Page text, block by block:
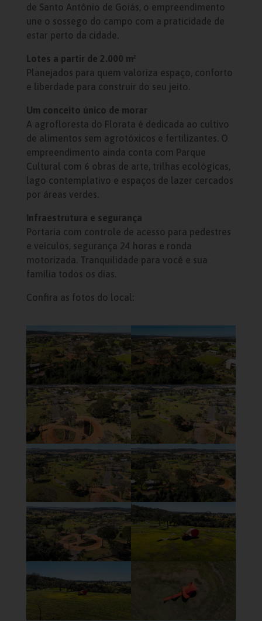
de Santo Antônio de Goiás, o empreendimento
une o sossego do campo com a praticidade de
estar perto da cidade.
Lotes a partir de 2.000 m²
Planejados para quem valoriza espaço, conforto
e liberdade para construir do seu jeito.
Um conceito único de morar
A agrofloresta do Florata é dedicada ao cultivo
de alimentos sem agrotóxicos e fertilizantes. O
empreendimento ainda conta com Parque
Cultural com 6 obras de arte, trilhas ecológicas,
lago contemplativo e espaços de lazer cercados
por áreas verdes.
Infraestrutura e segurança
Portaria com controle de acesso para pedestres
e veículos, segurança 24 horas e ronda
motorizada. Tranquilidade para você e sua
família todos os dias.
Confira as fotos do local: